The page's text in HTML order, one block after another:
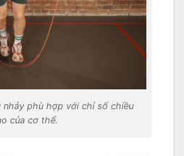
nhảy phù hợp với chỉ số chiều
của cơ thể.